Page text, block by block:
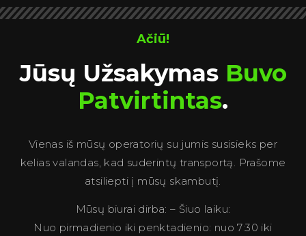
Ačiū!
Jūsų Užsakymas Buvo
Patvirtintas.
Vienas iš mūsų operatorių su jumis susisieks per
kelias valandas, kad suderintų transportą. Prašome
atsiliepti į mūsų skambutį.
Mūsų biurai dirba: – Šiuo laiku:
Nuo pirmadienio iki penktadienio: nuo 7:30 iki